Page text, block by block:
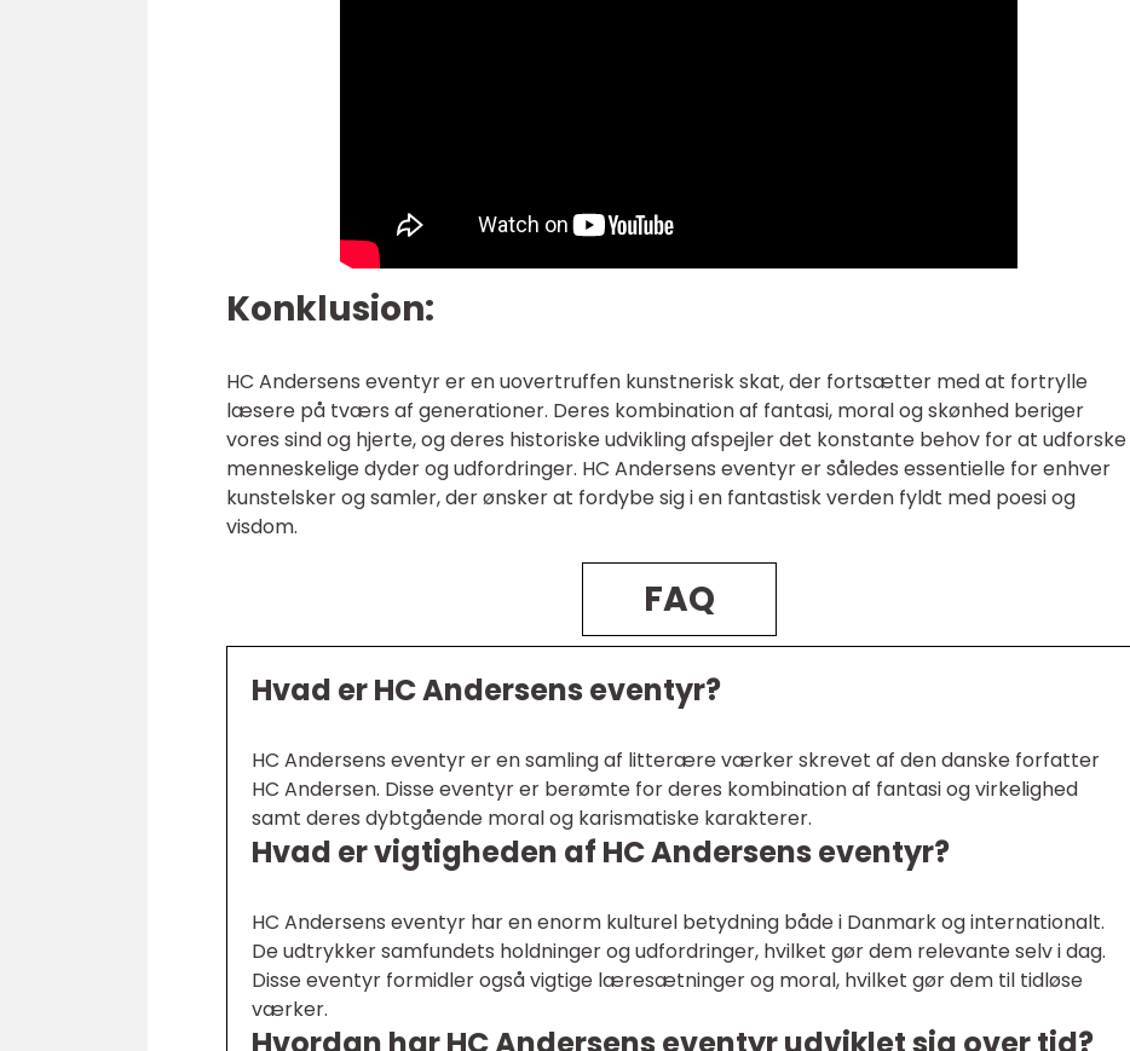
Konklusion:
HC Andersens eventyr er en uovertruffen kunstnerisk skat, der fortsætter med at fortrylle
læsere på tværs af generationer. Deres kombination af fantasi, moral og skønhed beriger
vores sind og hjerte, og deres historiske udvikling afspejler det konstante behov for at udforske
menneskelige dyder og udfordringer. HC Andersens eventyr er således essentielle for enhver
kunstelsker og samler, der ønsker at fordybe sig i en fantastisk verden fyldt med poesi og
visdom.
FAQ
Hvad er HC Andersens eventyr?
HC Andersens eventyr er en samling af litterære værker skrevet af den danske forfatter
HC Andersen. Disse eventyr er berømte for deres kombination af fantasi og virkelighed
samt deres dybtgående moral og karismatiske karakterer.
Hvad er vigtigheden af HC Andersens eventyr?
HC Andersens eventyr har en enorm kulturel betydning både i Danmark og internationalt.
De udtrykker samfundets holdninger og udfordringer, hvilket gør dem relevante selv i dag.
Disse eventyr formidler også vigtige læresætninger og moral, hvilket gør dem til tidløse
værker.